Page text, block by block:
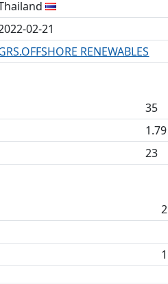
02-21
RENEWABLES
35
1.79
23
2
1